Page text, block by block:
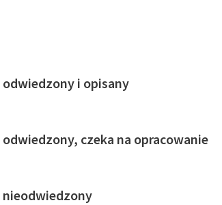
odwiedzony i opisany
czeka na opracowanie
nieodwiedzony